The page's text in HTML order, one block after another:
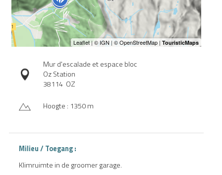
Mur d'escalade et espace bloc
Oz Station
38114 OZ
Hoogte : 1350 m
Milieu / Toegang :
Klimruimte in de groomer garage.